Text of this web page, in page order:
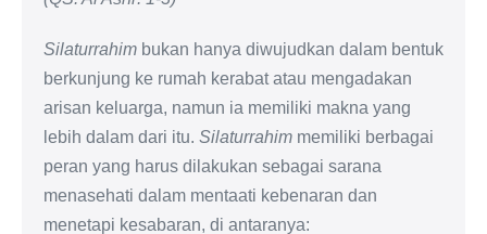
Silaturrahim bukan hanya diwujudkan dalam bentuk
berkunjung ke rumah kerabat atau mengadakan
arisan keluarga, namun ia memiliki makna yang
lebih dalam dari itu. Silaturrahim memiliki berbagai
peran yang harus dilakukan sebagai sarana
menasehati dalam mentaati kebenaran dan
menetapi kesabaran, di antaranya: